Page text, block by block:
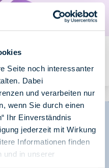
Seite noch interessanter
Dabei
und verarbeiten nur
wenn Sie durch einen
Ihr Einverständnis
jederzeit mit Wirkung
Informationen finden
und in unserer
Warum erst gezielte